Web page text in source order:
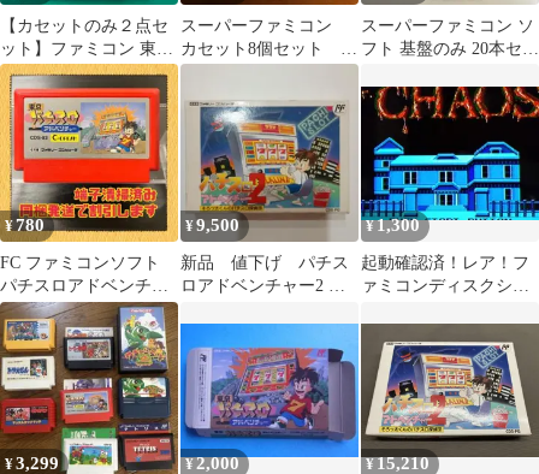
【カセットのみ２点セ
ット】ファミコン 東京
パチスロアドベンチャ
ー パチ夫くん2 FC
スーパーファミコン
カセット8個セット
【最終値下げ】
スーパーファミコン ソ
フト 基盤のみ 20本セッ
¥780
FC ファミコンソフト
パチスロアドベンチャ
ー
¥9,500
新品 値下げ パチス
ロアドベンチャー2 そ
¥1,300
起動確認済！レア！フ
ァミコンディスクシス
¥3,299 ¥2,000 ¥15,210